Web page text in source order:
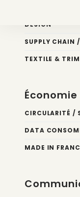
DESIGN
SUPPLY CHAIN
TEXTILE &
CIRCULARITÉ /
DATA
MADE IN